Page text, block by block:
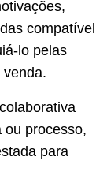
compatível
lo pelas
ou processo,
para